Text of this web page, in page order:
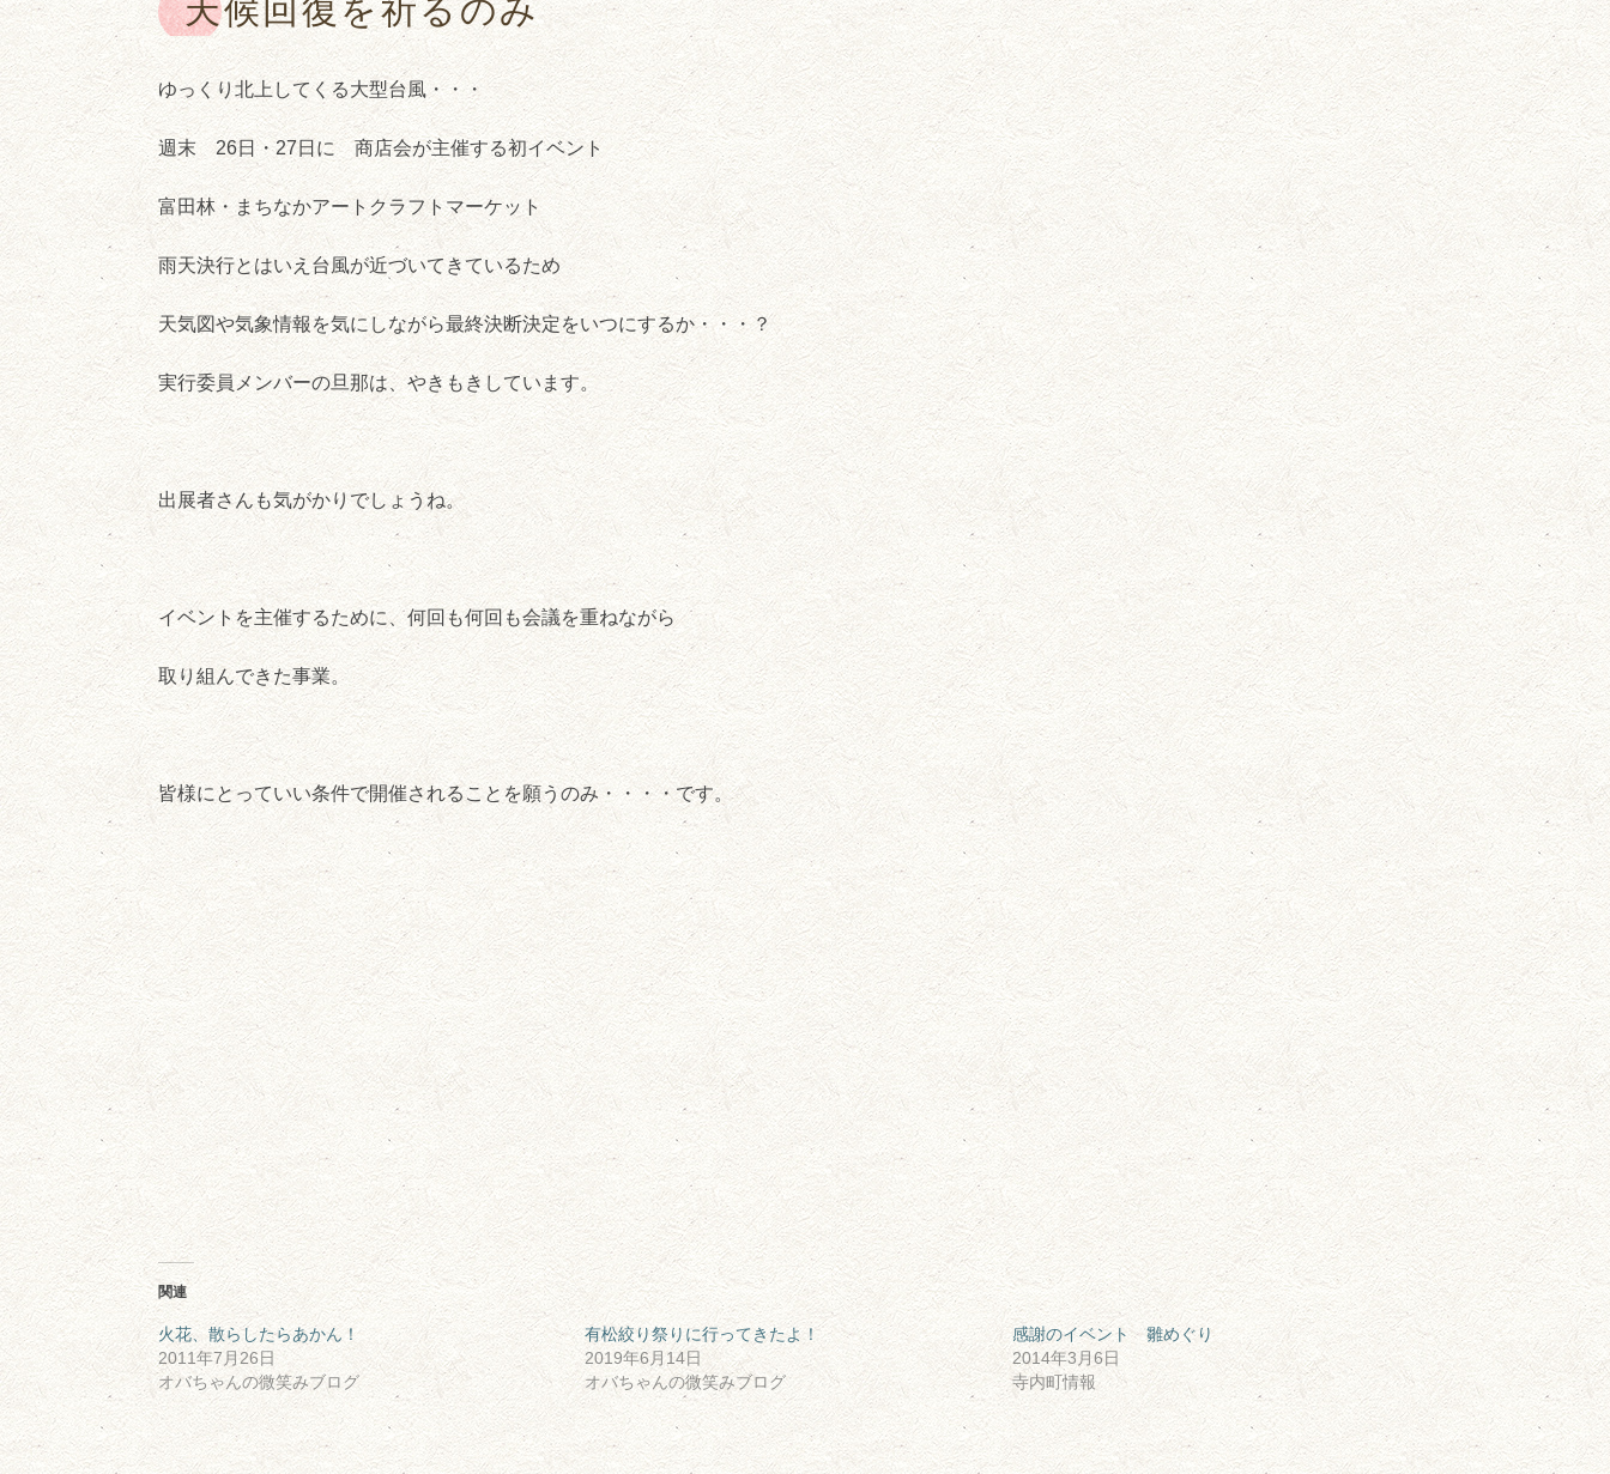
天候回復を祈るのみ
ゆっくり北上してくる大型台風・・・
週末 26日・27日に 商店会が主催する初イベント
富田林・まちなかアートクラフトマーケット
雨天決行とはいえ台風が近づいてきているため
天気図や気象情報を気にしながら最終決断決定をいつにするか・・・？
実行委員メンバーの旦那は、やきもきしています。
出展者さんも気がかりでしょうね。
イベントを主催するために、何回も何回も会議を重ねながら
取り組んできた事業。
皆様にとっていい条件で開催されることを願うのみ・・・・です。
関連
火花、散らしたらあかん！
2011年7月26日
オバちゃんの微笑みブログ
有松絞り祭りに行ってきたよ！
2019年6月14日
オバちゃんの微笑みブログ
感謝のイベント 雛めぐり
2014年3月6日
寺内町情報